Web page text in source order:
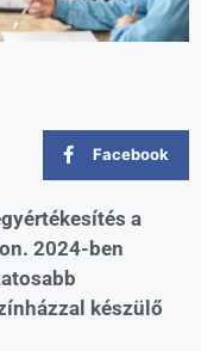
Facebook
a
2024-ben
készülő